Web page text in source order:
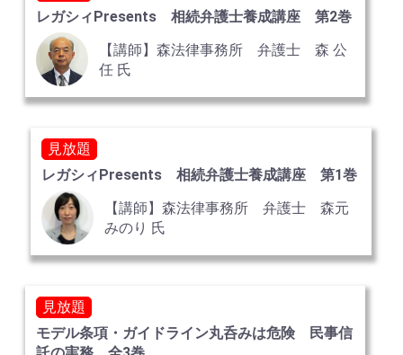
レガシィPresents 相続弁護士養成講座 第2巻
【講師】森法律事務所 弁護士 森 公
任 氏
見放題
レガシィPresents 相続弁護士養成講座 第1巻
【講師】森法律事務所 弁護士 森元
みのり 氏
見放題
モデル条項・ガイドライン丸呑みは危険 民事信